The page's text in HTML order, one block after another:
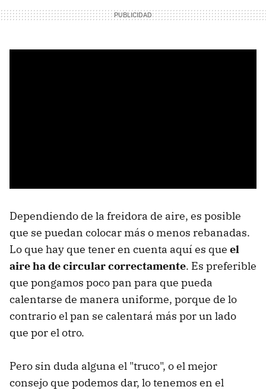
Dependiendo de la freidora de aire, es posible
que se puedan colocar más o menos rebanadas.
Lo que hay que tener en cuenta aquí es que el
aire ha de circular correctamente. Es preferible
que pongamos poco pan para que pueda
calentarse de manera uniforme, porque de lo
contrario el pan se calentará más por un lado
que por el otro.
Pero sin duda alguna el "truco", o el mejor
consejo que podemos dar, lo tenemos en el